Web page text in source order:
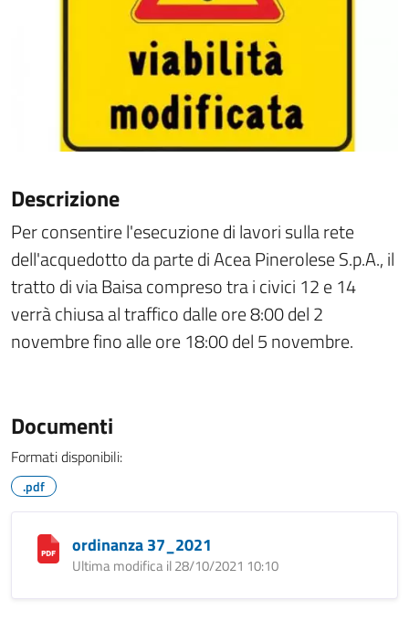
Descrizione
Per consentire l'esecuzione di lavori sulla rete
dell'acquedotto da parte di Acea Pinerolese S.p.A., il
tratto di via Baisa compreso tra i civici 12 e 14
verrà chiusa al traffico dalle ore 8:00 del 2
novembre fino alle ore 18:00 del 5 novembre.
Documenti
Formati disponibili:
.pdf
ordinanza 37_2021
Ultima modifica il 28/10/2021 10:10